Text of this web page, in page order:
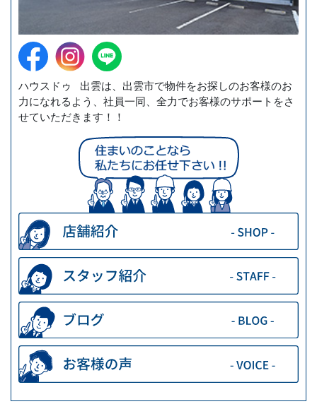
ハウスドゥ 出雲は、出雲市で物件をお探しのお客様のお
力になれるよう、社員一同、全力でお客様のサポートをさ
せていただきます！！